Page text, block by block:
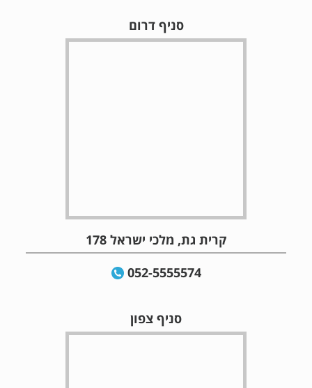
סניף דרום
קרית גת, מלכי ישראל 178
052-5555574
סניף צפון